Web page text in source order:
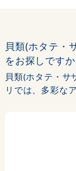
貝類(ホタテ・
をお探しですか
貝類(ホタテ・サ
リでは、多彩な